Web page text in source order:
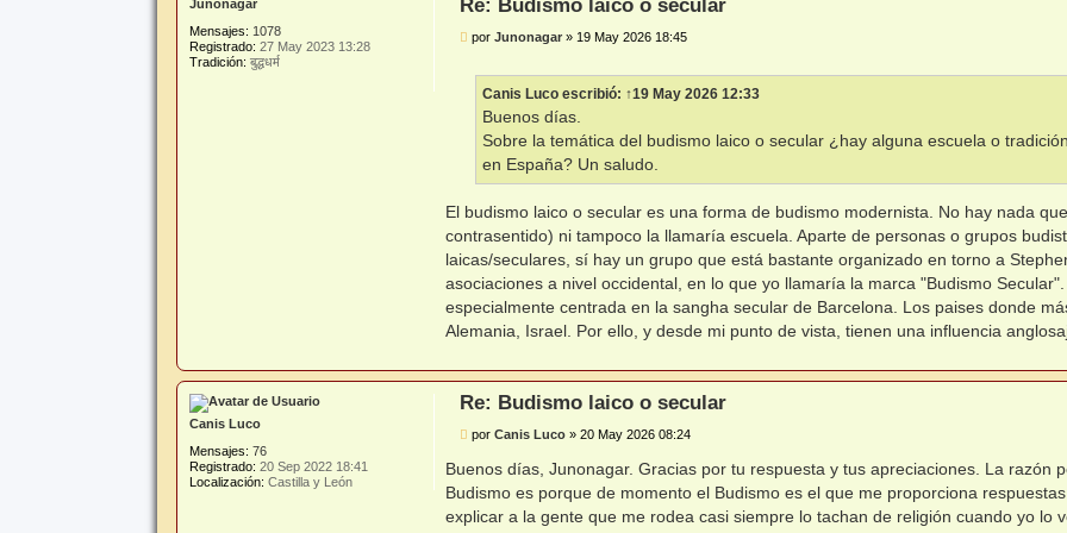
Junonagar
Mensajes: 1078
Registrado: 27 May 2023 13:28
Tradición: बुद्धधर्म
Re: Budismo laico o secular
M
porJunonagar » 19 May 2026 18:45
Canis Luco escribió: ↑19 May 2026 12:33
Buenos días.
Sobre la temática del budismo laico o secular ¿hay alguna escuela o
en España? Un saludo.
El budismo laico o secular es una forma de budismo modernista. No hay nada
contrasentido) ni tampoco la llamaría escuela. Aparte de personas o grupos
laicas/seculares, sí hay un grupo que está bastante organizado en torno a
asociaciones a nivel occidental, en lo que yo llamaría la marca "Budismo
especialmente centrada en la sangha secular de Barcelona. Los paises donde
Alemania, Israel. Por ello, y desde mi punto de vista, tienen una influencia
Canis Luco
Mensajes: 76
Registrado: 20 Sep 2022 18:41
Localización: Castilla y León
Re: Budismo laico o secular
M
n
a
e
porCanis Luco »20 May 2026 08:24
Buenos días, Junonagar. Gracias por tu respuesta y tus apreciaciones. La razón
Budismo es porque de momento el Budismo es el que me proporciona
explicar a la gente que me rodea casi siempre lo tachan de religión cuando yo lo